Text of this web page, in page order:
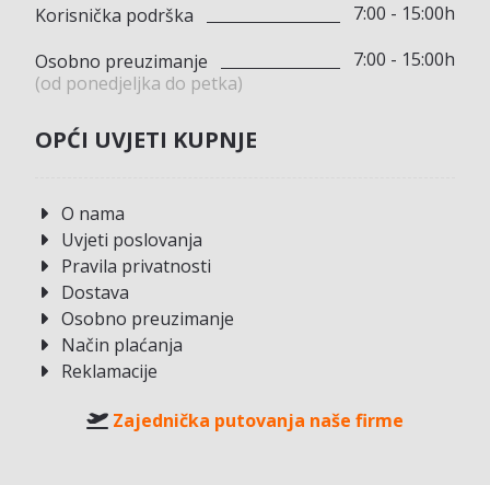
Korisnička podrška
7:00 - 15:00h
Osobno preuzimanje
(od ponedjeljka do petka)
7:00 - 15:00h
OPĆI UVJETI KUPNJE
O nama
Uvjeti poslovanja
Pravila privatnosti
Dostava
Osobno preuzimanje
Način plaćanja
Reklamacije
Zajednička putovanja naše firme